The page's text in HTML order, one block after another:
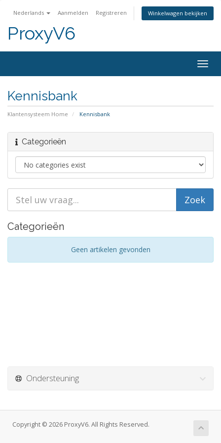
Nederlands Aanmelden Registreren Winkelwagen bekijken
ProxyV6
Kennisbank
Klantensysteem Home Kennisbank
Categorieën
Categorieën
Geen artikelen gevonden
Ondersteuning
Copyright © 2026 ProxyV6. All Rights Reserved.